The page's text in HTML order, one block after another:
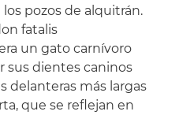
pozos de alquitrán.
fatalis
un gato carnívoro
sus dientes caninos
delanteras más largas
que se reflejan en